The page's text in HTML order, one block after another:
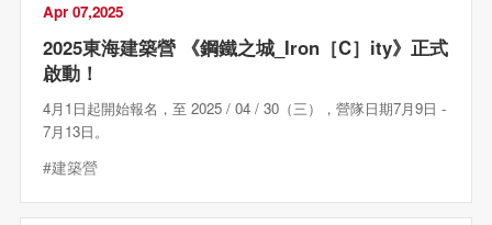
Apr 07,2025
2025東海建築營 《鋼鐵之城_Iron［C］ity》正式
啟動！
4月1日起開始報名，至 2025 / 04 / 30（三），營隊日期7月9日 -
7月13日。
#建築營